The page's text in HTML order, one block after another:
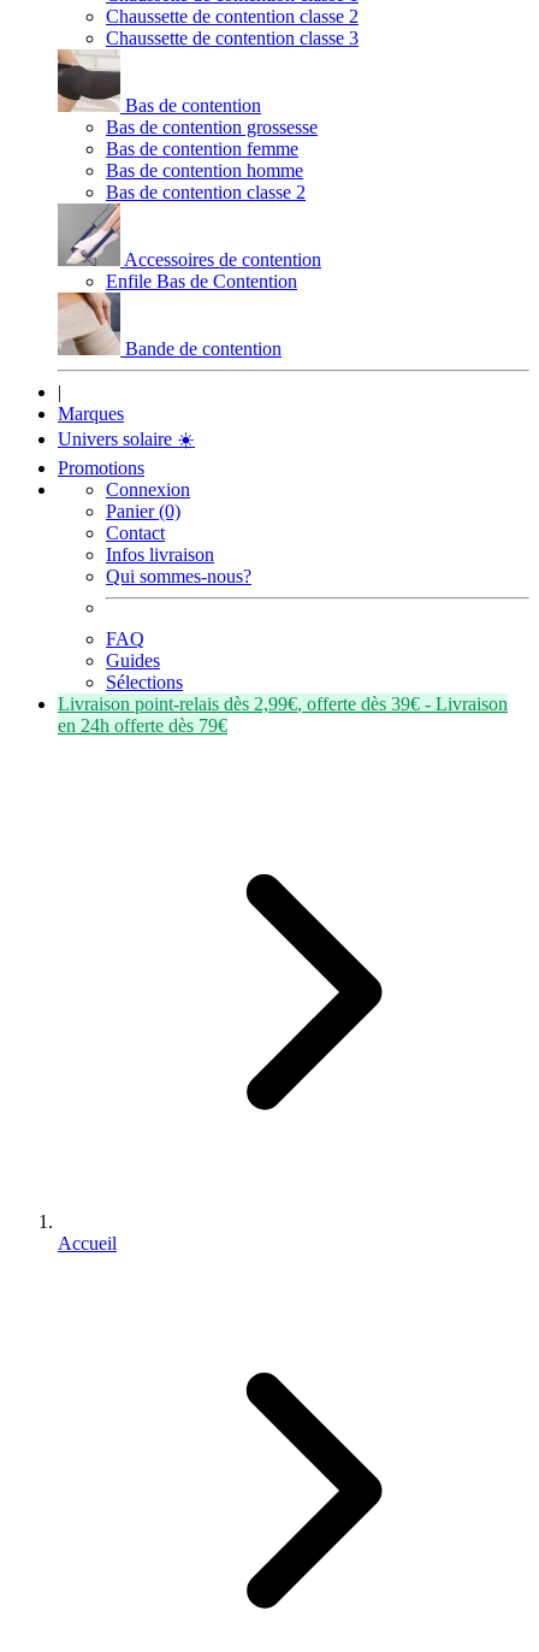
Chaussette de contention classe 2
Chaussette de contention classe 3
Bas de contention
Bas de contention grossesse
Bas de contention femme
Bas de contention homme
Bas de contention classe 2
Accessoires de contention
Enfile Bas de Contention
Bande de contention
|
Marques
Univers solaire ☀️
Promotions
Connexion
Panier (0)
Contact
Infos livraison
Qui sommes-nous?
FAQ
Guides
Sélections
Livraison point-relais dès 2,99€, offerte dès 39€ - Livraison
en 24h offerte dès 79€
Accueil